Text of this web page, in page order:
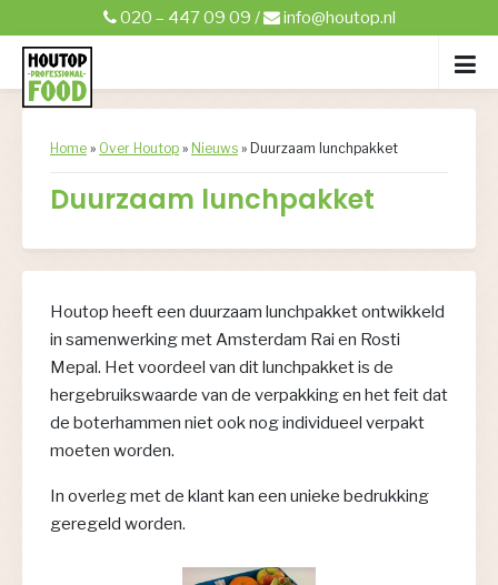
020 – 447 09 09 / info@houtop.nl
Home » Over Houtop » Nieuws » Duurzaam lunchpakket
Duurzaam lunchpakket
Houtop heeft een duurzaam lunchpakket ontwikkeld
in samenwerking met Amsterdam Rai en Rosti
Mepal. Het voordeel van dit lunchpakket is de
hergebruikswaarde van de verpakking en het feit dat
de boterhammen niet ook nog individueel verpakt
moeten worden.
In overleg met de klant kan een unieke bedrukking
geregeld worden.